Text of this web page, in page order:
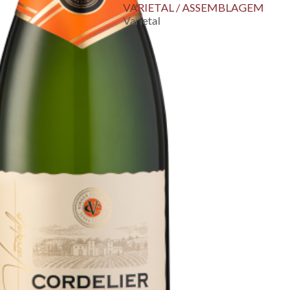
VARIETAL / ASSEMBLAGEM
Varietal